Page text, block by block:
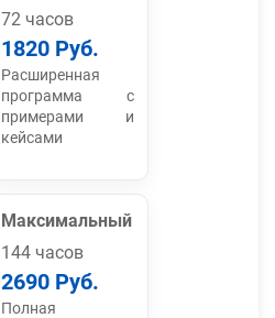
72 часов
1820 Руб.
Расширенная
программа с
примерами и
кейсами
Максимальный
144 часов
2690 Руб.
Полная